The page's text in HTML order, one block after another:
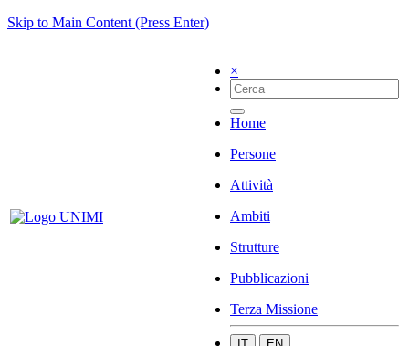
Skip to Main Content (Press Enter)
×
Home
Persone
Attività
Ambiti
Strutture
Pubblicazioni
Terza Missione